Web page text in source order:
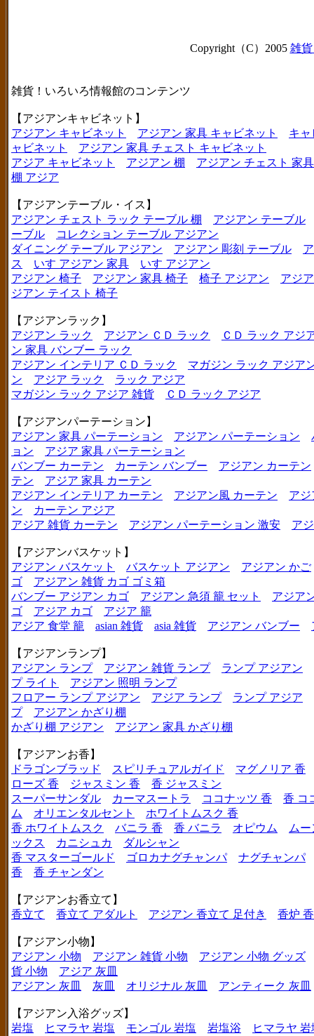
Copyright（C）2005 雑
雑貨！いろいろ情報館のコンテンツ
【アジアンキャビネット】
アジアン キャビネット
アジアン 家具 キャビネット
キャ
ャビネット
アジアン 家具 チェスト キャビネット
アジア キャビネット
アジアン 棚
アジアン チェスト 家
棚 アジア
【アジアンテーブル・イス】
アジアン チェスト ラック テーブル 棚
アジアン テーブル
ーブル
コレクション テーブル アジアン
ダイニング テーブル アジアン
アジアン 彫刻 テーブル
ス
いす アジアン 家具
いす アジアン
アジアン 椅子
アジアン 家具 椅子 椅子 アジアン
アジ
ジアン テイスト 椅子
【アジアンラック】
アジアン ラック
アジアン ＣＤ ラック
ＣＤ ラック アジ
ン 家具 バンブー ラック
アジアン インテリア ＣＤ ラック
マガジン ラック アジア
ン
アジア ラック
ラック アジア
マガジン ラック アジア 雑貨
ＣＤ ラック アジア
【アジアンパーテーション】
アジアン 家具 パーテーション
アジアン パーテーション
ョン
アジア 家具 パーテーション
バンブー カーテン
カーテン バンブー
アジアン カーテン
テン
アジア 家具 カーテン
アジアン インテリア カーテン
アジアン風 カーテン
アジ
ン
カーテン アジア
アジア 雑貨 カーテン
アジアン パーテーション 激安 ア
【アジアンバスケット】
アジアン バスケット
バスケット アジアン
アジアン かご
ゴ
アジアン 雑貨 カゴ ゴミ箱
バンブー アジアン カゴ
アジアン 急須 籠 セット
アジア
ゴ
アジア カゴ
アジア 籠
アジア 食堂 籠
asian 雑貨 asia 雑貨 アジアン バンブー
【アジアンランプ】
アジアン ランプ
アジアン 雑貨 ランプ
ランプ アジアン
プ ライト
アジアン 照明 ランプ
フロアー ランプ アジアン
アジア ランプ
ランプ アジア
プ
アジアン かざり棚
かざり棚 アジアン
アジアン 家具 かざり棚
【アジアンお香】
ドラゴンブラッド
スピリチュアルガイド
マグノリア 香
ローズ 香
ジャスミン 香
香 ジャスミン
スーパーサンダル
カーマスートラ ココナッツ 香
香 コ
ム
オリエンタルセント
ホワイトムスク 香
香 ホワイトムスク
バニラ 香 香 バニラ オピウム
ムー
ックス
カニシュカ
ダルシャン
香 マスターゴールド
ゴロカナグチャンパ
ナグチャンパ
香
香 チャンダン
【アジアンお香立て】
香立て
香立て アダルト アジアン 香立て 足付き 香炉
【アジアン小物】
アジアン 小物
アジアン 雑貨 小物
アジアン 小物 グッズ
貨 小物
アジア 灰皿
アジアン 灰皿
灰皿 オリジナル 灰皿 アンティーク 灰皿
【アジアン入浴グッズ】
岩塩
ヒマラヤ 岩塩 モンゴル 岩塩 岩塩浴
ヒマラヤ